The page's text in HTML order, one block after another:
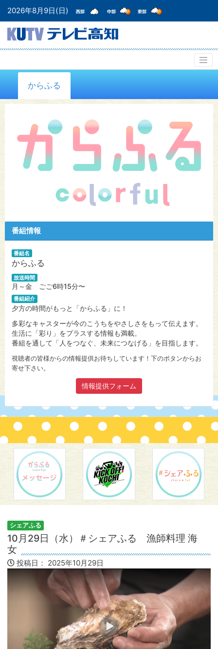
2026年8月9日(日)
からふる
番組情報
番組名
からふる
放送時間
月～金 ごご6時15分〜
番組紹介
夕方の時間がもっと「からふる」に！
多彩なキャスターが今のこうちをやさしさをもって伝えます。
生活に「彩り」をプラスする情報も満載。
番組を通して「人をつなぐ、未来につなげる」を目指します。
視聴者の皆様からの情報提供お待ちしています！下のボタンからお
寄せ下さい。
情報提供フォーム
シェアふる
10月29日（水）＃シェアふる 漁師料理 海
女
投稿日： 2025年10月29日